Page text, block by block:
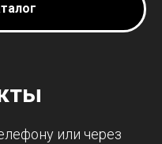
или через